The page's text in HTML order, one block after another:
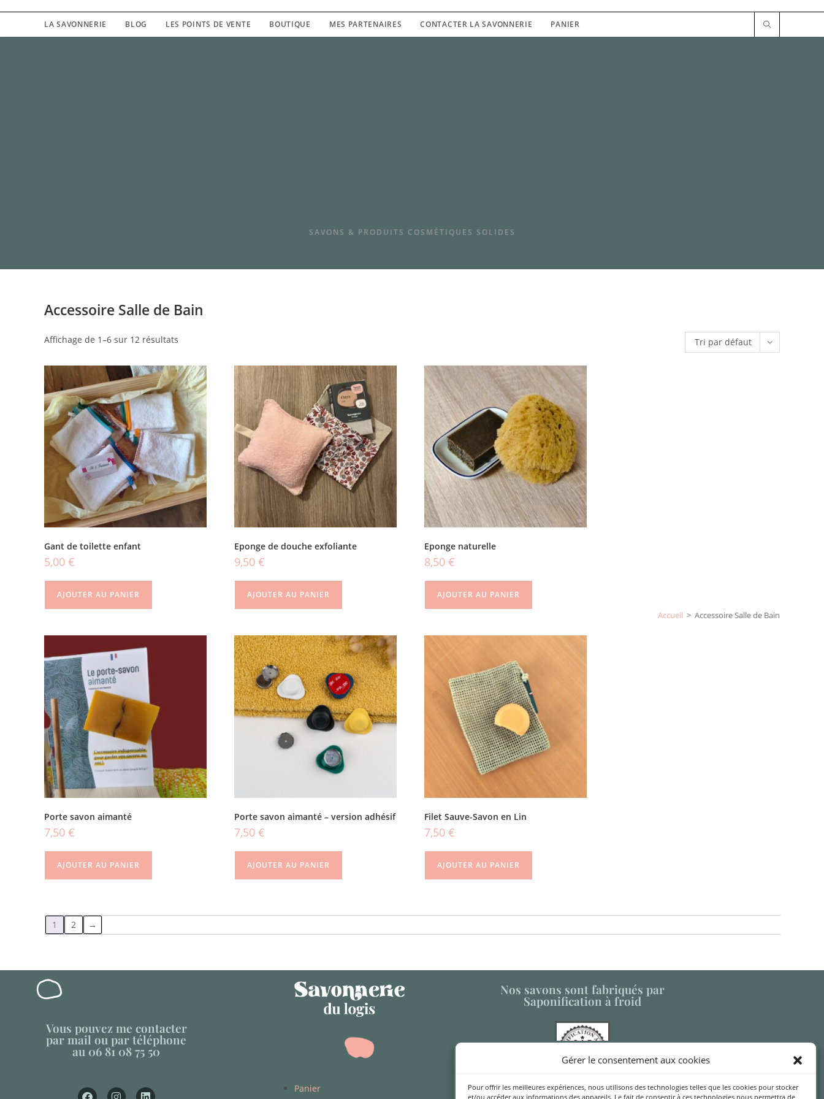
Gérer le consentement aux cookies
Pour offrir les meilleures expériences, nous utilisons des technologies telles que les cookies pour stocker
et/ou accéder aux informations des appareils. Le fait de consentir à ces technologies nous permettra de
LA SAVONNERIE
BLOG LES POINTS DE VENTE BOUTIQUE MES PARTENAIRES CONTACTER LA SAVONNERIE PANIER
SAVONS & PRODUITS COSMÉTIQUES SOLIDES
Accueil > Accessoire Salle de Bain
Accessoire Salle de Bain
Affichage de 1–6 sur 12 résultats Tri par défaut
Gant de toilette enfant
5,00 €
AJOUTER AU PANIER
Eponge de douche exfoliante
9,50€
AJOUTER AU PANIER
Eponge naturelle
8,50€
AJOUTER AU PANIER
Porte savon aimanté
7,50 €
AJOUTER AU PANIER
Porte savon aimanté – version adhésif
7,50€
AJOUTER AU PANIER
Filet Sauve-Savon en Lin
7,50€
AJOUTER AU PANIER
1 2 →
Vous pouvez me contacter
par mail ou par téléphone
au 06 81 08 75 50
Panier
Nos savons sont fabriqués par
Saponification à froid